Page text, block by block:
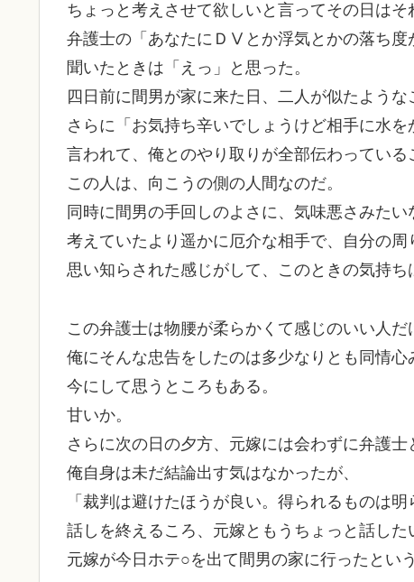
ちょっと考えさせて欲しいと言ってその日はそ
弁護士の「あなたにＤⅤとか浮気とかの落ち度
聞いたときは「えっ」と思った。
四日前に間男が家に来た日、二人が似たような
さらに「お気持ち辛いでしょうけど相手に水
言われて、俺とのやり取りが全部伝わっている
この人は、向こうの側の人間なのだ。
同時に間男の手回しのよさに、気味悪さみたい
考えていたより遥かに厄介な相手で、自分の
思い知らされた感じがして、このときの気持ち
この弁護士は物腰が柔らかくて感じのいい人だ
俺にそんな忠告をしたのは多少なりとも同情心
今にして思うところもある。
甘いか。
さらに次の日の夕方、元嫁には会わずに弁護士
俺自身は未だ結論出す気はなかったが、
「裁判は避けたほうが良い。得られるものは
話しを終えるころ、元嫁ともうちょっと話した
元嫁が今日ホテ○を出て間男の家に行ったとい